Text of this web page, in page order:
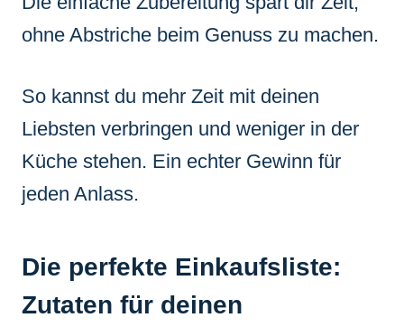
ohne Abstriche beim Genuss zu machen.
So kannst du mehr Zeit mit deinen
Liebsten verbringen und weniger in der
Küche stehen. Ein echter Gewinn für
jeden Anlass.
Die perfekte Einkaufsliste:
Zutaten für deinen